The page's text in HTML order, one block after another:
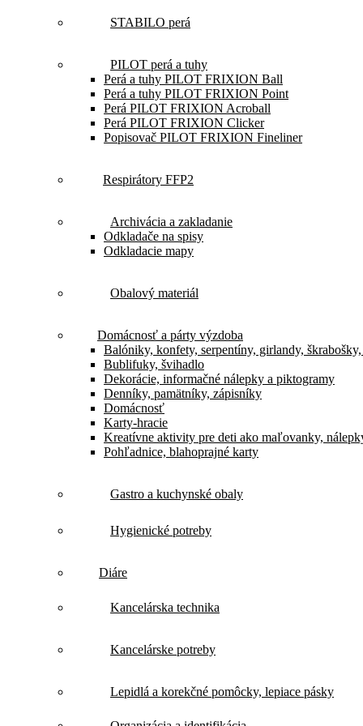
STABILO perá
PILOT perá a tuhy
Perá a tuhy PILOT FRIXION Ball
Perá a tuhy PILOT FRIXION Point
Perá PILOT FRIXION Acroball
Perá PILOT FRIXION Clicker
Popisovač PILOT FRIXION Fineliner
Respirátory FFP2
Archivácia a zakladanie
Odkladače na spisy
Odkladacie mapy
Obalový materiál
Domácnosť a párty výzdoba
Balóniky, konfety, serpentíny, girlandy,
Bublifuky, švihadlo
Dekorácie, informačné nálepky a piktogramy
Denníky, pamätníky, zápisníky
Domácnosť
Karty-hracie
Kreatívne aktivity pre deti ako maľovanky,
Pohľadnice, blahoprajné karty
Gastro a kuchynské obaly
Hygienické potreby
Diáre
Kancelárska technika
Kancelárske potreby
Lepidlá a korekčné pomôcky, lepiace pásky